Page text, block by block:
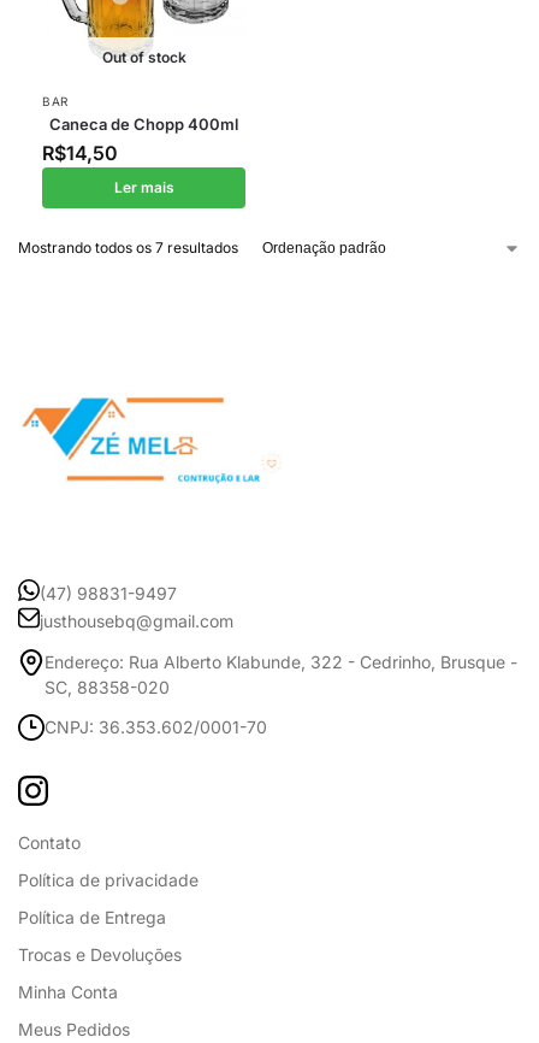
Out of stock
BAR
Caneca de Chopp 400ml
R$14,50
Ler mais
Mostrando todos os 7 resultados
(47) 98831-9497
justhousebq@gmail.com
Endereço: Rua Alberto Klabunde, 322 - Cedrinho, Brusque -
SC, 88358-020
CNPJ: 36.353.602/0001-70
Contato
Política de privacidade
Política de Entrega
Trocas e Devoluções
Minha Conta
Meus Pedidos